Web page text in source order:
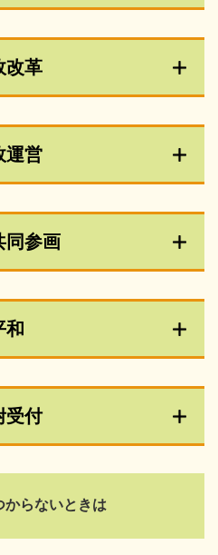
改革
運営
同参画
和
受付
からないときは